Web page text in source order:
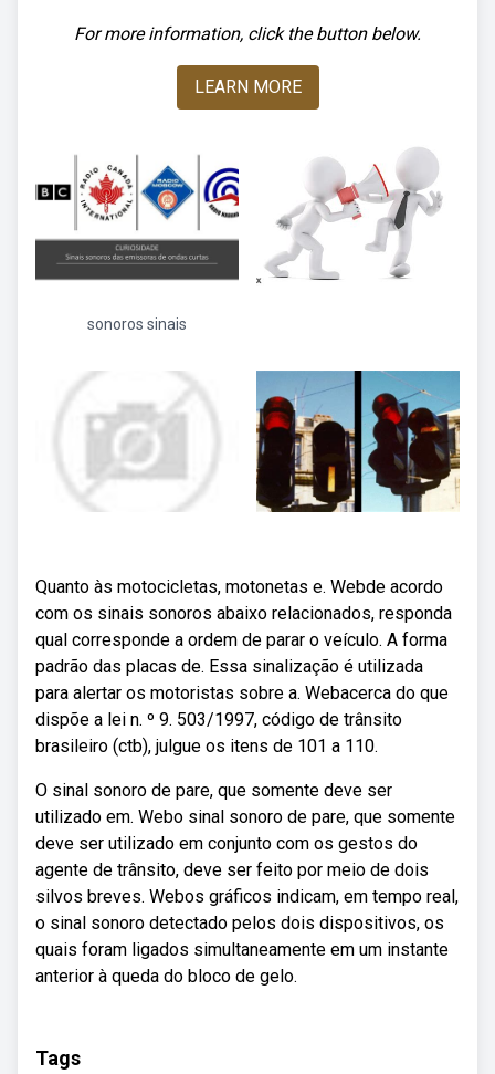
For more information, click the button below.
LEARN MORE
sonoros sinais
Quanto às motocicletas, motonetas e. Webde acordo
com os sinais sonoros abaixo relacionados, responda
qual corresponde a ordem de parar o veículo. A forma
padrão das placas de. Essa sinalização é utilizada
para alertar os motoristas sobre a. Webacerca do que
dispõe a lei n. º 9. 503/1997, código de trânsito
brasileiro (ctb), julgue os itens de 101 a 110.
O sinal sonoro de pare, que somente deve ser
utilizado em. Webo sinal sonoro de pare, que somente
deve ser utilizado em conjunto com os gestos do
agente de trânsito, deve ser feito por meio de dois
silvos breves. Webos gráficos indicam, em tempo real,
o sinal sonoro detectado pelos dois dispositivos, os
quais foram ligados simultaneamente em um instante
anterior à queda do bloco de gelo.
Tags